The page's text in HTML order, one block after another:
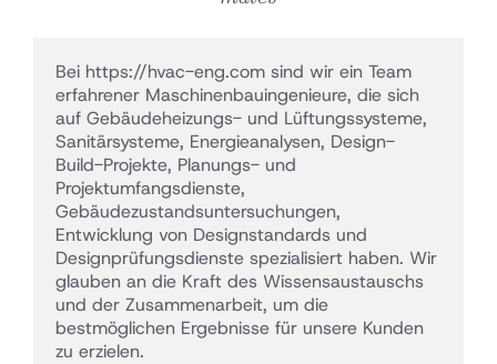
Bei https://hvac-eng.com sind wir ein Team
erfahrener Maschinenbauingenieure, die sich
auf Gebäudeheizungs- und Lüftungssysteme,
Sanitärsysteme, Energieanalysen, Design-
Build-Projekte, Planungs- und
Projektumfangsdienste,
Gebäudezustandsuntersuchungen,
Entwicklung von Designstandards und
Designprüfungsdienste spezialisiert haben. Wir
glauben an die Kraft des Wissensaustauschs
und der Zusammenarbeit, um die
bestmöglichen Ergebnisse für unsere Kunden
zu erzielen.